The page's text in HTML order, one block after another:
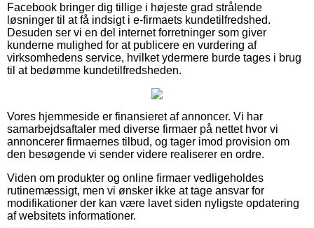
Facebook bringer dig tillige i højeste grad strålende
løsninger til at få indsigt i e-firmaets kundetilfredshed.
Desuden ser vi en del internet forretninger som giver
kunderne mulighed for at publicere en vurdering af
virksomhedens service, hvilket ydermere burde tages i brug
til at bedømme kundetilfredsheden.
Vores hjemmeside er finansieret af annoncer. Vi har
samarbejdsaftaler med diverse firmaer på nettet hvor vi
annoncerer firmaernes tilbud, og tager imod provision om
den besøgende vi sender videre realiserer en ordre.
Viden om produkter og online firmaer vedligeholdes
rutinemæssigt, men vi ønsker ikke at tage ansvar for
modifikationer der kan være lavet siden nyligste opdatering
af websitets informationer.